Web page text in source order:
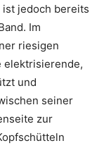
ist jedoch bereits
Im
riesigen
elektrisierende,
und
seiner
zur